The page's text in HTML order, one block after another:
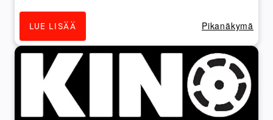
LUE LISÄÄ Pikanäkymä